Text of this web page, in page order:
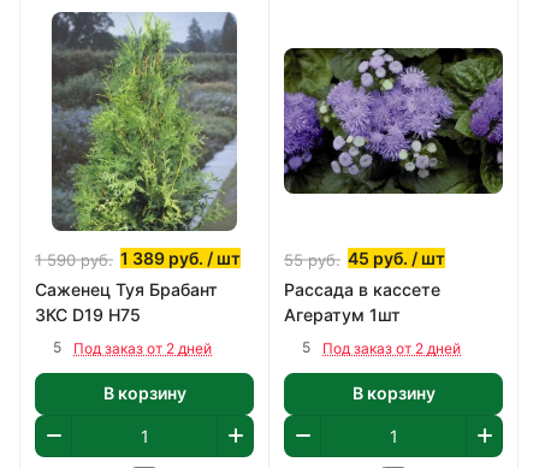
1 590руб. 1 389 руб. / шт
Саженец Туя Брабант
ЗКС D19 H75
5 Под заказ от 2 дней
В корзину
55руб. 45 руб. / шт
Рассада в кассете
Агератум 1шт
5 Под заказ от 2 дней
В корзину